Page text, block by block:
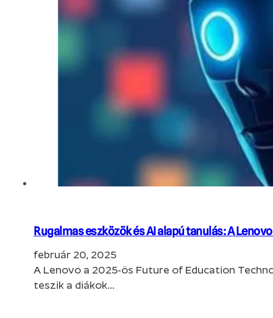
Rugalmas eszközök és AI alapú tanulás: A
február 20, 2025
A Lenovo a 2025-ös Future of Education
teszik a diákok…